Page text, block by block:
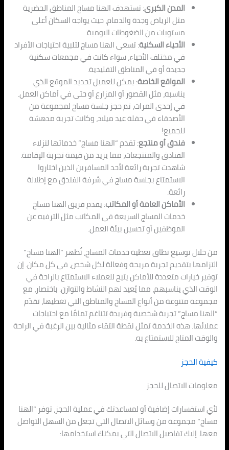
المدن الكبرى: تستهدف الهنا مساج المناطق الحضرية
مثل الرياض وجدة والدمام، حيث يواجه السكان أعلى
مستويات من الضغوطات اليومية.
الأحياء السكنية: تسعى الهنا مساج لتلبية احتياجات الأفراد
في مختلف الأحياء، سواء كانت في مجمعات سكنية
جديدة أو في المناطق التقليدية.
المواقع الخاصة: يمكن للعميل تحديد الموقع الذي
يناسبه، مثل القصور أو المزارع أو حتى في أماكن العمل.
في إحدى المرات، تم حجز جلسة مساج لمجموعة من
الأصدقاء في حفلة عيد ميلاد، وكانت تجربة مدهشة
للجميع!
فندق أو منتجع: تقدم “الهنا مساج” خدماتها لنزلاء
الفنادق والمنتجعات، مما يزيد من قيمة تجربة الإقامة.
شاهدت تجربة رائعة لأحد المسافرين الذين اختاروا
الاستمتاع بجلسة مساج في شرفة الفندق مع إطلالة
رائعة.
الأماكن العامة أو المكاتب: يقدم فريق الهنا مساج
خدمات المساج السريعة في المكاتب مثل الترفيه عن
الموظفين أو تحسين بيئة العمل.
من خلال توسيع نطاق تغطية خدمات المساج، تُظهر “الهنا مساج”
التزامها بتقديم تجربة مريحة وفعالة لكل شخص، في كل مكان. إن
توفير خيارات متعددة للأماكن يتيح للعملاء الاستمتاع بالراحة في
الوقت الذي يناسبهم، مما يُعيد لهم النشاط والتوازن. باختصار، مع
مجموعة متنوعة من أنواع المساج والمناطق التي تغطيها، تقدّم
“الهنا مساج” تجربة شخصية وفريدة تتناغم تمامًا مع احتياجات
عملائها. هذه الخدمة تمثل نقطة التقاء مثالية بين الرغبة في الراحة
والوقت المتاح للاستمتاع به.
كيفية الحجز
معلومات الاتصال للحجز
لأي استفسارات إضافية أو لمساعدتك في عملية الحجز، توفر “الهنا
مساج” مجموعة من وسائل الاتصال التي تجعل من السهل التواصل
معها. إليك تفاصيل الاتصال التي يمكنك استخدامها: